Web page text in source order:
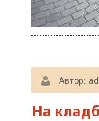
Автор:
На